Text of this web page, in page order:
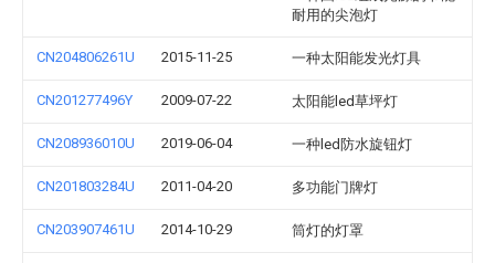
耐用的尖泡灯
CN204806261U 2015-11-25 一种太阳能发光灯具
CN201277496Y 2009-07-22 太阳能led草坪灯
CN208936010U 2019-06-04 一种led防水旋钮灯
CN201803284U 2011-04-20 多功能门牌灯
CN203907461U 2014-10-29 筒灯的灯罩